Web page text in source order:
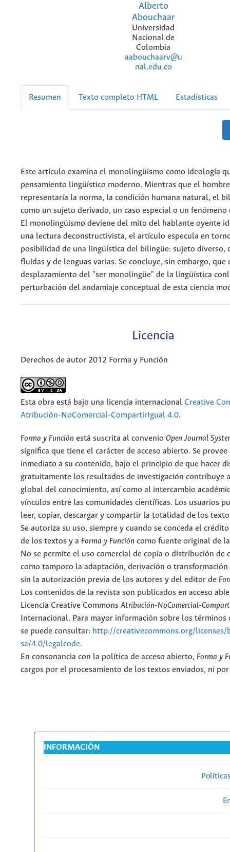
Alberto
Abouchaar
Universidad
Nacional de
Colombia
aabouchaarv@u
nal.edu.co
Resumen Texto completo HTML Estadísticas
Este artículo examina el monolingüismo como ideología
pensamiento lingüístico moderno. Mientras que el
representaría la norma, la condición humana natural, el
como un sujeto derivado, un caso especial o un
El monolingüismo deviene del mito del hablante oyente
una lectura deconstructivista, el artículo especula en
posibilidad de una lingüística del bilingüe: sujeto diverso,
fluidas y de lenguas varias. Se concluye, sin embargo, que
desplazamiento del "ser monolingüe" de la lingüística
perturbación del andamiaje conceptual de esta ciencia
Licencia
Derechos de autor 2012 Forma y Función
Esta obra está bajo una licencia internacional Creative
Atribución-NoComercial-CompartirIgual 4.0.
Forma y Función está suscrita al convenio Open Journal
significa que tiene el carácter de acceso abierto. Se provee
inmediato a su contenido, bajo el principio de que hacer
gratuitamente los resultados de investigación contribuye
global del conocimiento, así como al intercambio
vínculos entre las comunidades científicas. Los usuarios
leer, copiar, descargar y compartir la totalidad de los
Se autoriza su uso, siempre y cuando se conceda el
de los textos y a Forma y Función como fuente original de
No se permite el uso comercial de copia o distribución de
como tampoco la adaptación, derivación o transformación
sin la autorización previa de los autores y del editor de
Los contenidos de la revista son publicados en acceso
Licencia Creative Commons Atribución-NoComercial-
Internacional. Para mayor información sobre los términos
se puede consultar: http://creativecommons.org/licenses/
sa/4.0/legalcode.
En consonancia con la política de acceso abierto, Forma y
cargos por el procesamiento de los textos enviados, ni
INFORMACIÓN